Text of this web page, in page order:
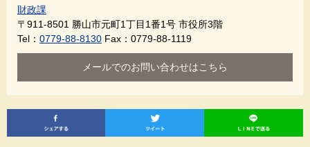
財政課
〒911-8501 勝山市元町1丁目1番1号 市役所3階
Tel： 0779-88-8130 Fax：0779-88-1119
メールでのお問い合わせはこちら